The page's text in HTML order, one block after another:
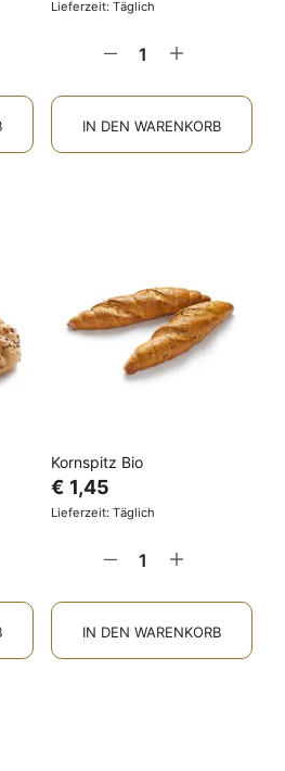
Lieferzeit: Täglich
IN DEN WARENKORB
Kornspitz Bio
€ 1,45
Lieferzeit: Täglich
IN DEN WARENKORB